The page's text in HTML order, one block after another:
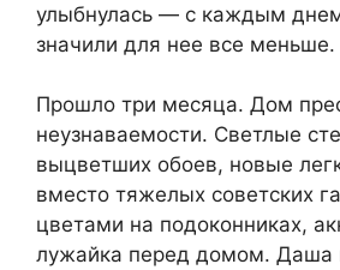
улыбнулась — с каждым
значили для нее все меньше.
Прошло три месяца. Дом
неузнаваемости. Светлые
выцветших обоев, новые
вместо тяжелых советских
цветами на подоконниках,
лужайка перед домом. Даша